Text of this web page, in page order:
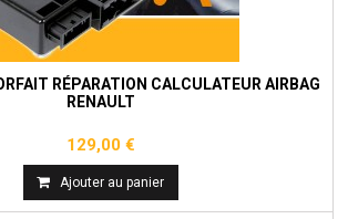
RÉPARATION CALCULATEUR AIRBAG
RENAULT
129,00 €
Ajouter au panier